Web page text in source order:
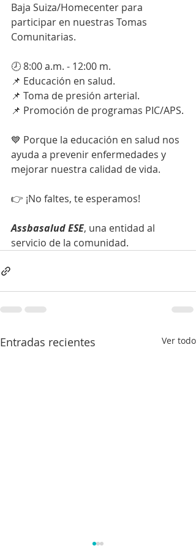
Baja Suiza/Homecenter para
participar en nuestras Tomas
Comunitarias.
🕗 8:00 a.m. - 12:00 m.
📌 Educación en salud.
📌 Toma de presión arterial.
📌 Promoción de programas PIC/APS.
💙 Porque la educación en salud nos
ayuda a prevenir enfermedades y
mejorar nuestra calidad de vida.
👉 ¡No faltes, te esperamos!
Assbasalud ESE, una entidad al
servicio de la comunidad.
Entradas recientes Ver todo